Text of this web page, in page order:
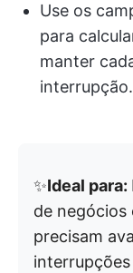
Use os
para
manter
interrupção.
✨Ideal para:
de negócios
precisam